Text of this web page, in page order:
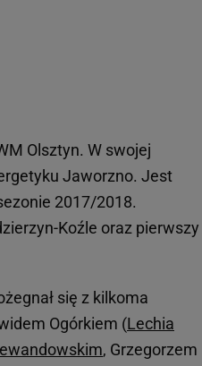
Olsztyn. W swojej
Jaworzno. Jest
2017/2018.
Koźle oraz pierwszy
się z kilkoma
Ogórkiem (Lechia
, Grzegorzem